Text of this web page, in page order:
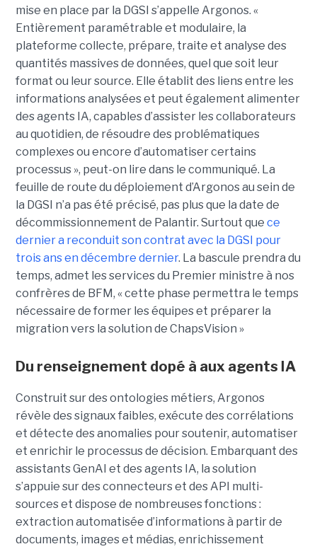
mise en place par la DGSI s’appelle Argonos. «
Entièrement paramétrable et modulaire, la
plateforme collecte, prépare, traite et analyse des
quantités massives de données, quel que soit leur
format ou leur source. Elle établit des liens entre les
informations analysées et peut également alimenter
des agents IA, capables d’assister les collaborateurs
au quotidien, de résoudre des problématiques
complexes ou encore d’automatiser certains
processus », peut-on lire dans le communiqué. La
feuille de route du déploiement d’Argonos au sein de
la DGSI n’a pas été précisé, pas plus que la date de
décommissionnement de Palantir. Surtout que ce
dernier a reconduit son contrat avec la DGSI pour
trois ans en décembre dernier. La bascule prendra du
temps, admet les services du Premier ministre à nos
confrères de BFM, « cette phase permettra le temps
nécessaire de former les équipes et préparer la
migration vers la solution de ChapsVision »
Du renseignement dopé à aux agents IA
Construit sur des ontologies métiers, Argonos
révèle des signaux faibles, exécute des corrélations
et détecte des anomalies pour soutenir, automatiser
et enrichir le processus de décision. Embarquant des
assistants GenAI et des agents IA, la solution
s’appuie sur des connecteurs et des API multi-
sources et dispose de nombreuses fonctions :
extraction automatisée d’informations à partir de
documents, images et médias, enrichissement